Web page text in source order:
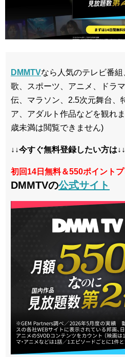
DMMTVなら人気のテレビ番組
歌、スポーツ、アニメ、ドラ
伝、マラソン、2.5次元舞台、
ア、アダルト作品などを観れ
歳未満は閲覧できません)
↓↓今すぐ無料登録したい方は↓↓
初回14日無料＆550ポイントプ
DMMTVの公式サイト